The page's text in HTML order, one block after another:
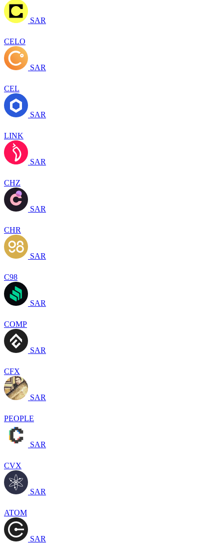
SAR
CELO
SAR
CEL
SAR
LINK
SAR
CHZ
SAR
CHR
SAR
C98
SAR
COMP
SAR
CFX
SAR
PEOPLE
SAR
CVX
SAR
ATOM
SAR